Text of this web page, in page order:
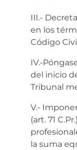
III.-
en los
Código
IV.-
del inicio
Tribunal
V.-
(art. 71
la suma